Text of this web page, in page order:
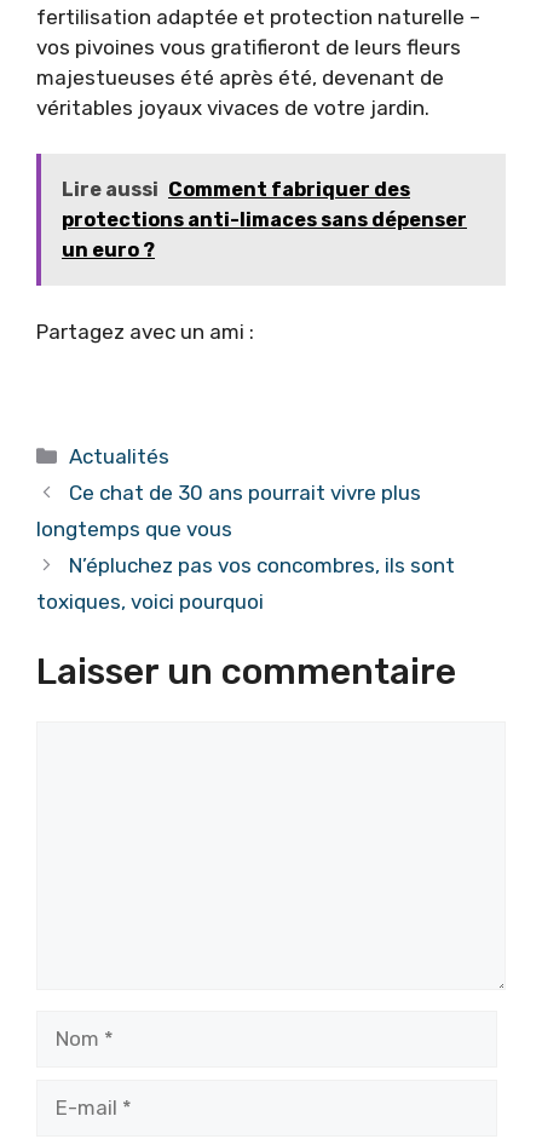
fertilisation adaptée et protection naturelle –
vos pivoines vous gratifieront de leurs fleurs
majestueuses été après été, devenant de
véritables joyaux vivaces de votre jardin.
Lire aussi Comment fabriquer des
protections anti-limaces sans dépenser
un euro ?
Partagez avec un ami :
Catégories
Actualités
Ce chat de 30 ans pourrait vivre plus
longtemps que vous
N’épluchez pas vos concombres, ils sont
toxiques, voici pourquoi
Laisser un commentaire